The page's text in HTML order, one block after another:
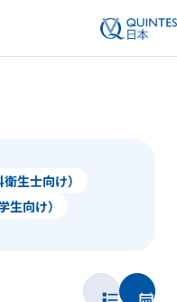
生士向け）
生向け）